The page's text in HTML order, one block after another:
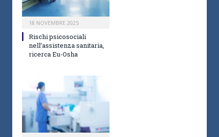
18 NOVEMBRE 2025
Rischi psicosociali
nell’assistenza sanitaria,
ricerca Eu-Osha